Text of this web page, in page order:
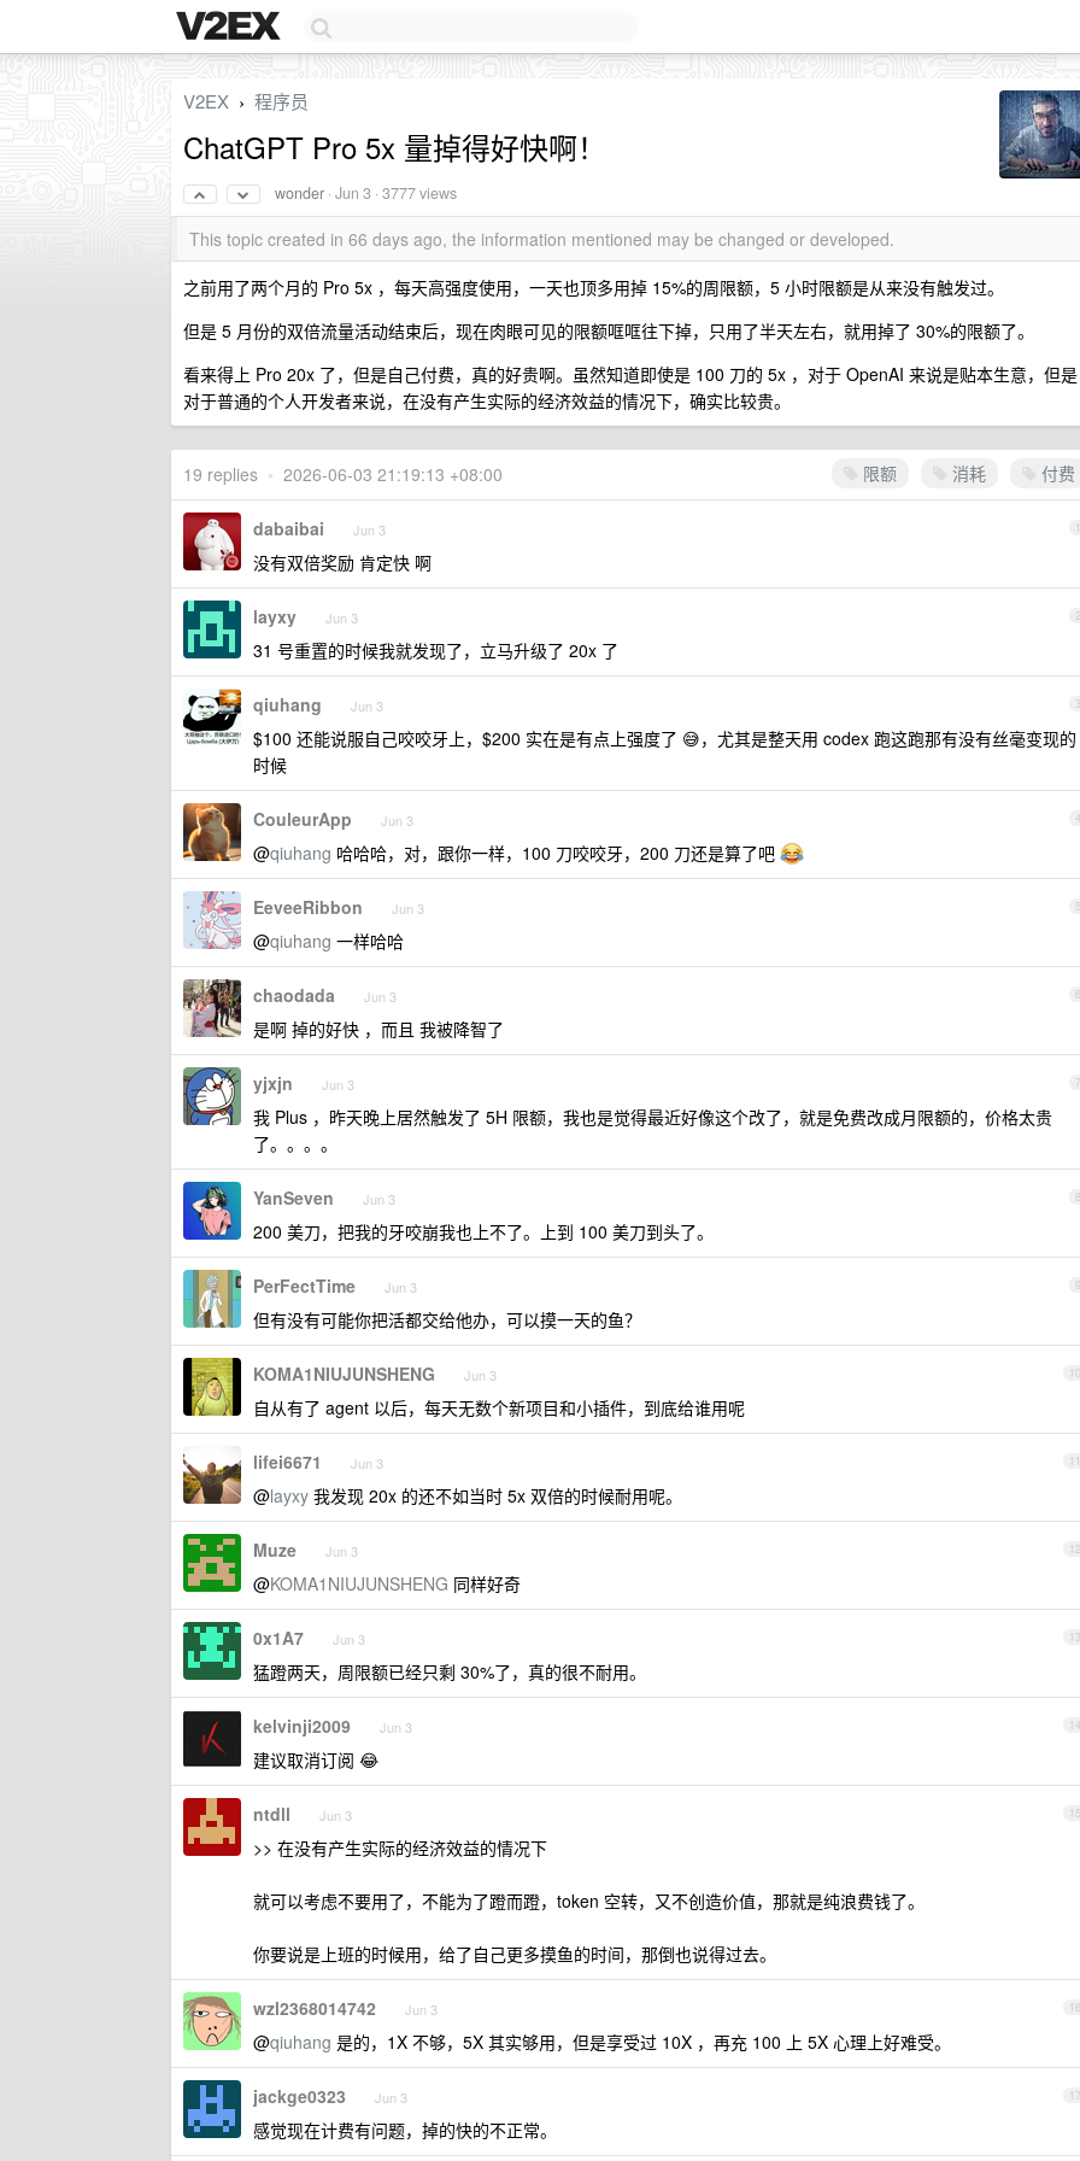
V2EX › 程序员
ChatGPT Pro 5x 量掉得好快啊！
wonder ·Jun 3 · 3777 views
This topic created in 66 days ago, the information mentioned may be changed or developed.
之前用了两个月的 Pro 5x ，每天高强度使用，一天也顶多用掉 15%的周限额，5 小时限额是从来没有触发过。
但是 5 月份的双倍流量活动结束后，现在肉眼可见的限额哐哐往下掉，只用了半天左右，就用掉了 30%的限额了。
看来得上 Pro 20x 了，但是自己付费，真的好贵啊。虽然知道即使是 100 刀的 5x ，对于 OpenAI 来说是贴本生意，但是
对于普通的个人开发者来说，在没有产生实际的经济效益的情况下，确实比较贵。
限额 消耗 付费
19 replies • 2026-06-03 21:19:13 +08:00
1
dabaibai Jun 3
没有双倍奖励 肯定快 啊
2
layxy Jun 3
31 号重置的时候我就发现了，立马升级了 20x 了
3
qiuhang Jun 3
$100 还能说服自己咬咬牙上，$200 实在是有点上强度了 😅，尤其是整天用 codex 跑这跑那有没有丝毫变现的
时候
4
CouleurApp Jun 3
@qiuhang 哈哈哈，对，跟你一样，100 刀咬咬牙，200 刀还是算了吧
5
EeveeRibbon Jun 3
@qiuhang 一样哈哈
6
chaodada Jun 3
是啊 掉的好快 ，而且 我被降智了
7
yjxjn Jun 3
我 Plus ，昨天晚上居然触发了 5H 限额，我也是觉得最近好像这个改了，就是免费改成月限额的，价格太贵
了。。。。
8
YanSeven Jun 3
200 美刀，把我的牙咬崩我也上不了。上到 100 美刀到头了。
9
PerFectTime Jun 3
但有没有可能你把活都交给他办，可以摸一天的鱼？
10
KOMA1NIUJUNSHENG Jun 3
自从有了 agent 以后，每天无数个新项目和小插件，到底给谁用呢
11
lifei6671 Jun 3
@layxy 我发现 20x 的还不如当时 5x 双倍的时候耐用呢。
12
Muze Jun 3
@KOMA1NIUJUNSHENG 同样好奇
13
0x1A7 Jun 3
猛蹬两天，周限额已经只剩 30%了，真的很不耐用。
14
kelvinji2009 Jun 3
建议取消订阅 😂
15
ntdll Jun 3
>> 在没有产生实际的经济效益的情况下
就可以考虑不要用了，不能为了蹬而蹬，token 空转，又不创造价值，那就是纯浪费钱了。
你要说是上班的时候用，给了自己更多摸鱼的时间，那倒也说得过去。
16
wzl2368014742 Jun 3
@qiuhang 是的，1X 不够，5X 其实够用，但是享受过 10X ，再充 100 上 5X 心理上好难受。
17
jackge0323 Jun 3
感觉现在计费有问题，掉的快的不正常。